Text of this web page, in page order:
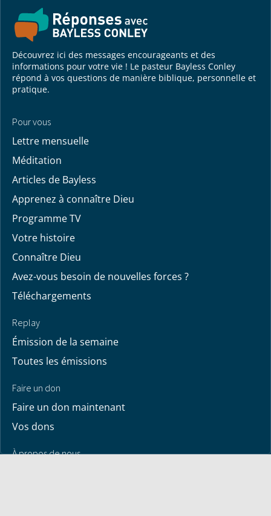
Découvrez ici des messages encourageants et des
informations pour votre vie ! Le pasteur Bayless Conley
répond à vos questions de manière biblique, personnelle et
pratique.
Pour vous
Lettre mensuelle
Méditation
Articles de Bayless
Apprenez à connaître Dieu
Programme TV
Votre histoire
Connaître Dieu
Avez-vous besoin de nouvelles forces ?
Téléchargements
Replay
Émission de la semaine
Toutes les émissions
Faire un don
Faire un don maintenant
Vos dons
À propos de nous